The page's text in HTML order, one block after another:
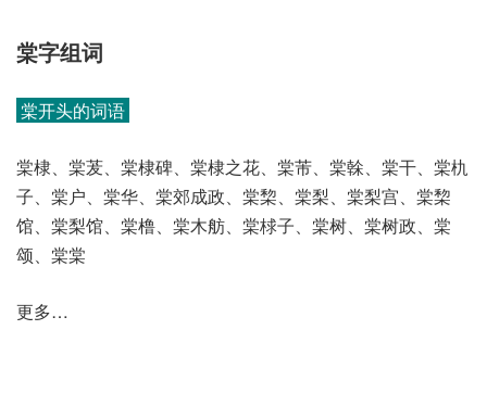
棠字组词
棠开头的词语
棠棣、棠茇、棠棣碑、棠棣之花、棠芾、棠榦、棠干、棠朹
子、棠户、棠华、棠郊成政、棠棃、棠梨、棠梨宫、棠棃
馆、棠梨馆、棠橹、棠木舫、棠梂子、棠树、棠树政、棠
颂、棠棠
更多…